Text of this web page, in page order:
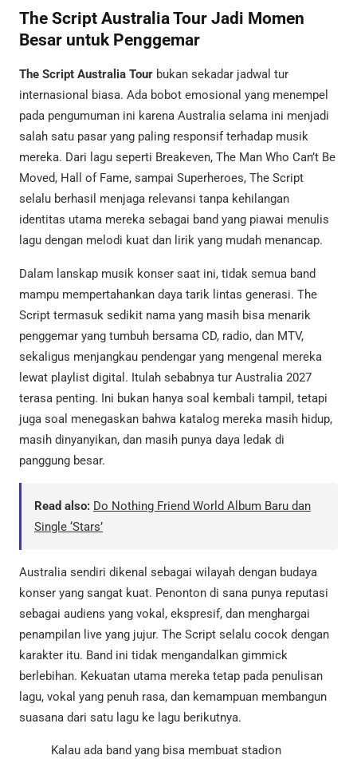
The Script Australia Tour Jadi Momen
Besar untuk Penggemar
The Script Australia Tour bukan sekadar jadwal tur
internasional biasa. Ada bobot emosional yang menempel
pada pengumuman ini karena Australia selama ini menjadi
salah satu pasar yang paling responsif terhadap musik
mereka. Dari lagu seperti Breakeven, The Man Who Can’t Be
Moved, Hall of Fame, sampai Superheroes, The Script
selalu berhasil menjaga relevansi tanpa kehilangan
identitas utama mereka sebagai band yang piawai menulis
lagu dengan melodi kuat dan lirik yang mudah menancap.
Dalam lanskap musik konser saat ini, tidak semua band
mampu mempertahankan daya tarik lintas generasi. The
Script termasuk sedikit nama yang masih bisa menarik
penggemar yang tumbuh bersama CD, radio, dan MTV,
sekaligus menjangkau pendengar yang mengenal mereka
lewat playlist digital. Itulah sebabnya tur Australia 2027
terasa penting. Ini bukan hanya soal kembali tampil, tetapi
juga soal menegaskan bahwa katalog mereka masih hidup,
masih dinyanyikan, dan masih punya daya ledak di
panggung besar.
Read also: Do Nothing Friend World Album Baru dan
Single ‘Stars’
Australia sendiri dikenal sebagai wilayah dengan budaya
konser yang sangat kuat. Penonton di sana punya reputasi
sebagai audiens yang vokal, ekspresif, dan menghargai
penampilan live yang jujur. The Script selalu cocok dengan
karakter itu. Band ini tidak mengandalkan gimmick
berlebihan. Kekuatan utama mereka tetap pada penulisan
lagu, vokal yang penuh rasa, dan kemampuan membangun
suasana dari satu lagu ke lagu berikutnya.
Kalau ada band yang bisa membuat stadion